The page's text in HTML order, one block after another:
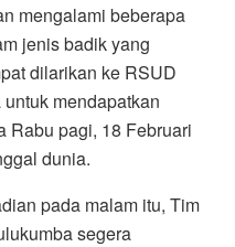
mengalami beberapa
jenis badik yang
dilarikan ke RSUD
mendapatkan
Rabu pagi, 18 Februari
dunia.
pada malam itu, Tim
segera